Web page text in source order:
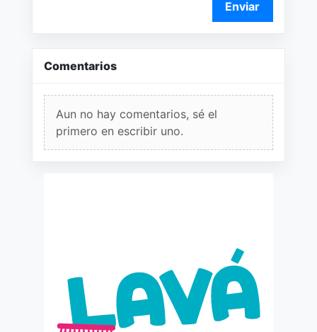
Enviar
Comentarios
Aun no hay comentarios, sé el
primero en escribir uno.